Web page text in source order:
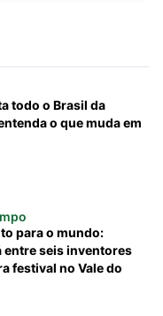
todo o Brasil da
o que muda em
para o mundo:
entre seis inventores
festival no Vale do